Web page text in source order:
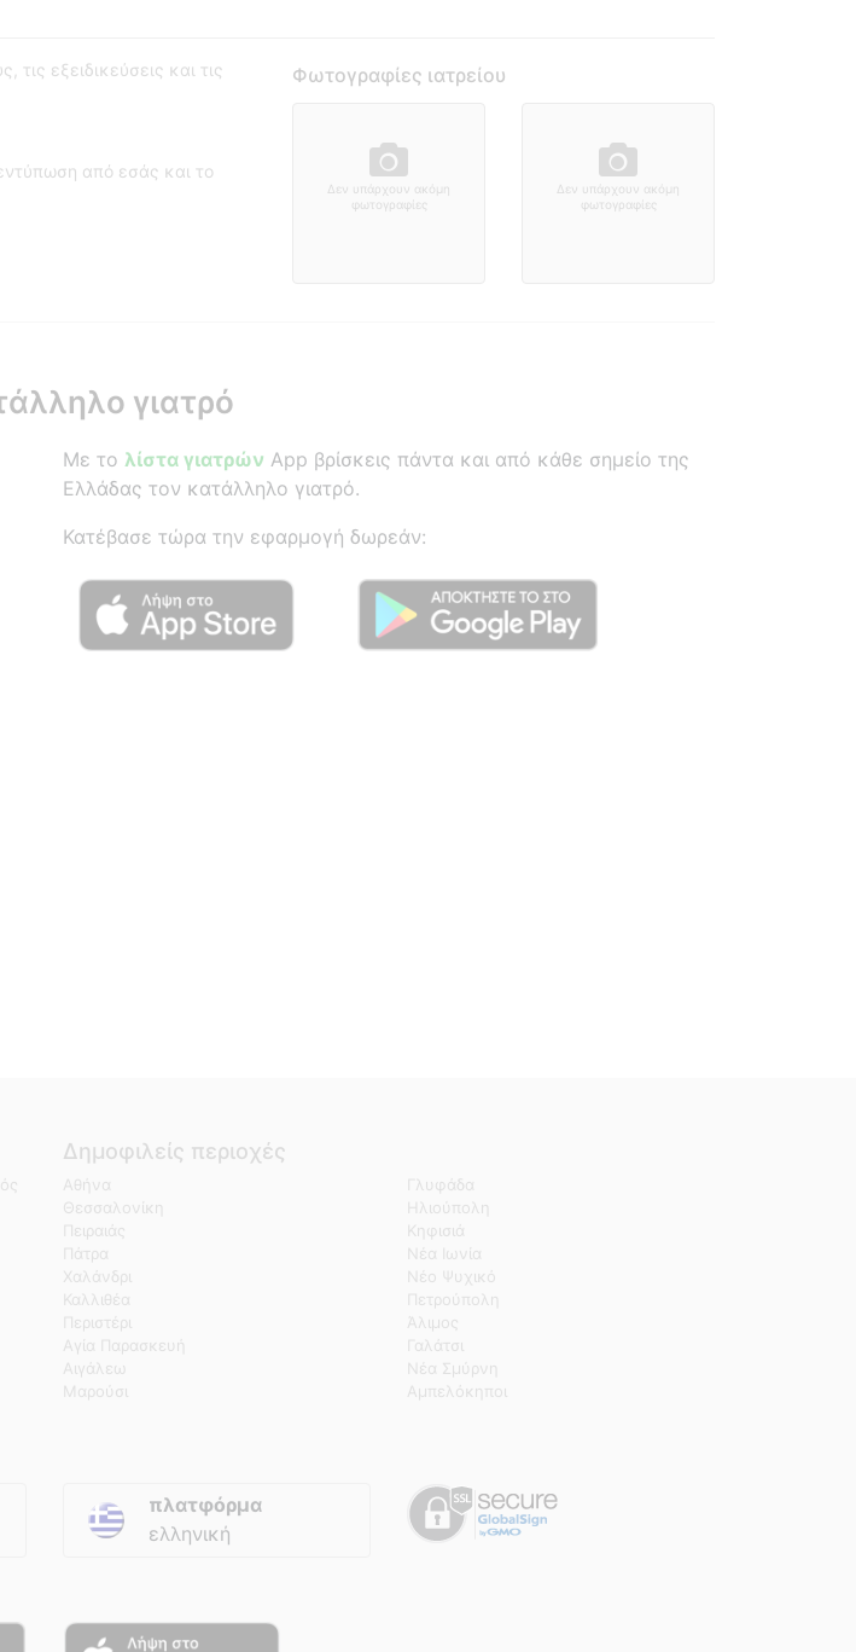
εξειδικεύσεις και τις
από εσάς και το
Φωτογραφίες ιατρείου
Δεν υπάρχουν ακόμη
φωτογραφίες
Δεν υπάρχουν ακόμη
φωτογραφίες
γιατρό
Με το λίστα γιατρών App βρίσκεις πάντα και από κάθε σημείο της
Ελλάδας τον κατάλληλο γιατρό.
Κατέβασε τώρα την εφαρμογή δωρεάν:
Δημοφιλείς περιοχές
Αθήνα
Θεσσαλονίκη
Πειραιάς
Πάτρα
Χαλάνδρι
Καλλιθέα
Περιστέρι
Αγία Παρασκευή
Αιγάλεω
Μαρούσι
Γλυφάδα
Ηλιούπολη
Κηφισιά
Νέα Ιωνία
Νέο Ψυχικό
Πετρούπολη
Άλιμος
Γαλάτσι
Νέα Σμύρνη
Αμπελόκηποι
πλατφόρμα
ελληνική